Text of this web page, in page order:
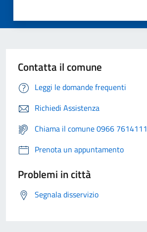
Contatta il comune
Leggi le domande frequenti
Richiedi Assistenza
Chiama il comune 0966 7614111
Prenota un appuntamento
Problemi in città
Segnala disservizio